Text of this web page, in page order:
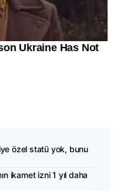
özel statü yok, bunu
ikamet izni 1 yıl daha